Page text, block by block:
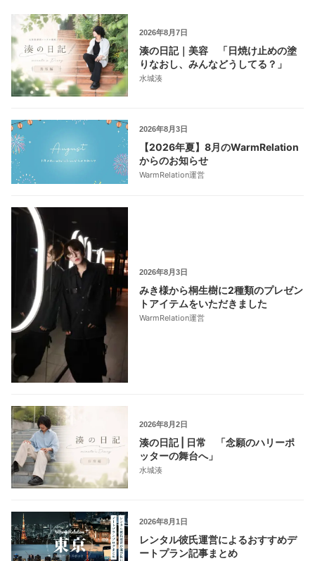
2026年8月7日
湊の日記｜美容 「日焼け止めの塗
りなおし、みんなどうしてる？」
水城湊
2026年8月3日
【2026年夏】8月のWarmRelation
からのお知らせ
WarmRelation運営
2026年8月3日
みき様から桐生樹に2種類のプレゼン
トアイテムをいただきました
WarmRelation運営
2026年8月2日
湊の日記 | 日常 「念願のハリーポ
ッターの舞台へ」
水城湊
2026年8月1日
レンタル彼氏運営によるおすすめデ
ートプラン記事まとめ